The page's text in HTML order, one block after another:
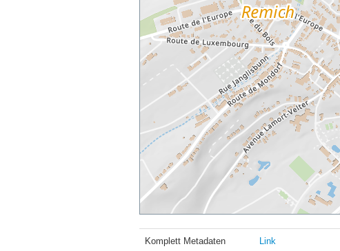
Komplett Metadaten Link